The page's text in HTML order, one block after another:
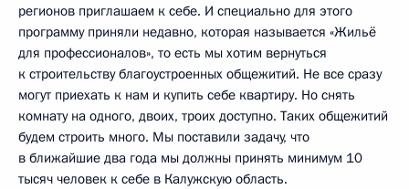
регионов приглашаем к себе. И специально для этого
программу приняли недавно, которая называется «Жильё
для профессионалов», то есть мы хотим вернуться
к строительству благоустроенных общежитий. Не все сразу
могут приехать к нам и купить себе квартиру. Но снять
комнату на одного, двоих, троих доступно. Таких общежитий
будем строить много. Мы поставили задачу, что
в ближайшие два года мы должны принять минимум 10
тысяч человек к себе в Калужскую область.